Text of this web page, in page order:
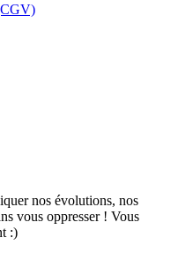
nos évolutions, nos
vous oppresser ! Vous
:)